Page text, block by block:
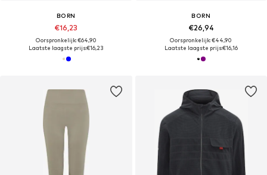
BORN
€16,23
Oorspronkelijk: €64,90
Laatste laagste prijs:€16,23
BORN
€26,94
Oorspronkelijk: €44,90
Laatste laagste prijs:€16,16